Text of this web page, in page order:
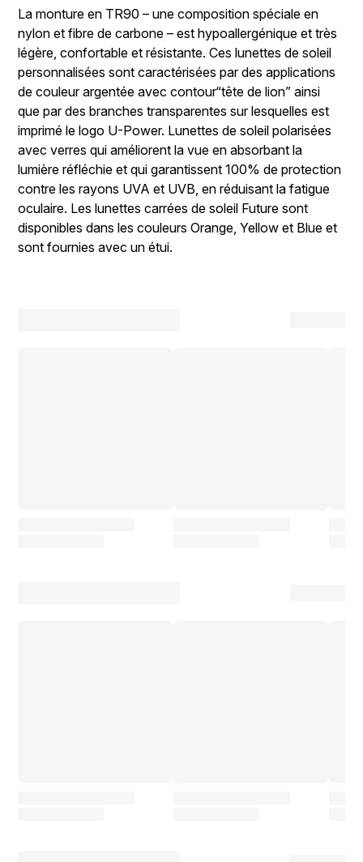
La monture en TR90 – une composition spéciale en
nylon et fibre de carbone – est hypoallergénique et très
légère, confortable et résistante. Ces lunettes de soleil
personnalisées sont caractérisées par des applications
de couleur argentée avec contour“tête de lion” ainsi
que par des branches transparentes sur lesquelles est
imprimé le logo U-Power. Lunettes de soleil polarisées
avec verres qui améliorent la vue en absorbant la
lumière réfléchie et qui garantissent 100% de protection
contre les rayons UVA et UVB, en réduisant la fatigue
oculaire. Les lunettes carrées de soleil Future sont
disponibles dans les couleurs Orange, Yellow et Blue et
sont fournies avec un étui.